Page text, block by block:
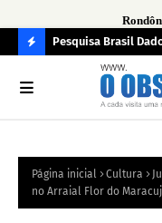
O
R
Pesquisa Brasil
pelo eleitorado de
Página inicial Cultura
no Arraial Flor do